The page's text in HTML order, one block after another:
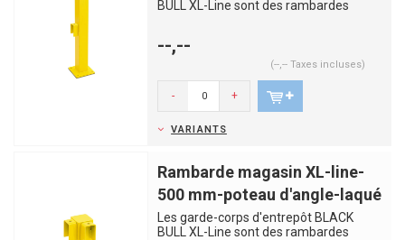
BULL XL-Line sont des rambardes
--,--
(--,-- Taxes incluses)
- +
VARIANTS
Rambarde magasin XL-line-
500 mm-poteau d'angle-laqué
Les garde-corps d'entrepôt BLACK
BULL XL-Line sont des rambardes